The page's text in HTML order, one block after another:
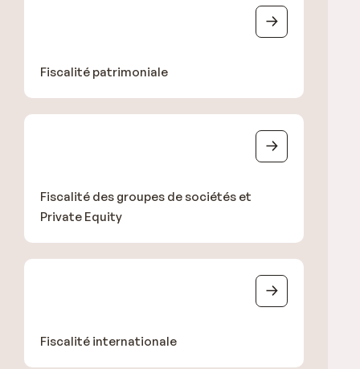
Fiscalité patrimoniale
Fiscalité des groupes de sociétés et
Private Equity
Fiscalité internationale